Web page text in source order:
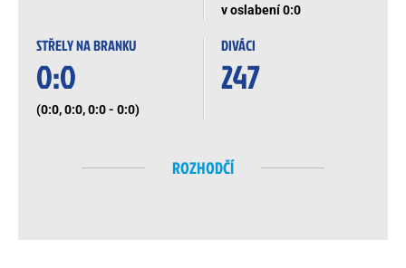
v oslabení 0:0
STŘELY NA BRANKU
0:0
(0:0, 0:0, 0:0 - 0:0)
DIVÁCI
247
ROZHODČÍ